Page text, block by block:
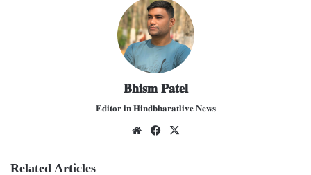
𝐁𝐡𝐢𝐬𝐦 𝐏𝐚𝐭𝐞𝐥
𝐄𝐝𝐢𝐭𝐨𝐫 𝐢𝐧 𝐇𝐢𝐧𝐝𝐛𝐡𝐚𝐫𝐚𝐭𝐥𝐢𝐯𝐞 𝐍𝐞𝐰𝐬
We
Fac
Related Articles